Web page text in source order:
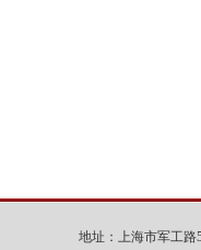
地址：上海市军工路